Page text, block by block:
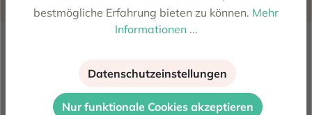
4 Kilos - 12 Volts 2021 ist ein Rotwein aus Mallorca von
der Bodega 4 Kilos. Francesc Grimalt und Sergio
Caballero gründen i…Mehr
bestmögliche Erfahrung bieten zu können. Mehr
Informationen ...
Datenschutzeinstellungen
Nur funktionale Cookies akzeptieren